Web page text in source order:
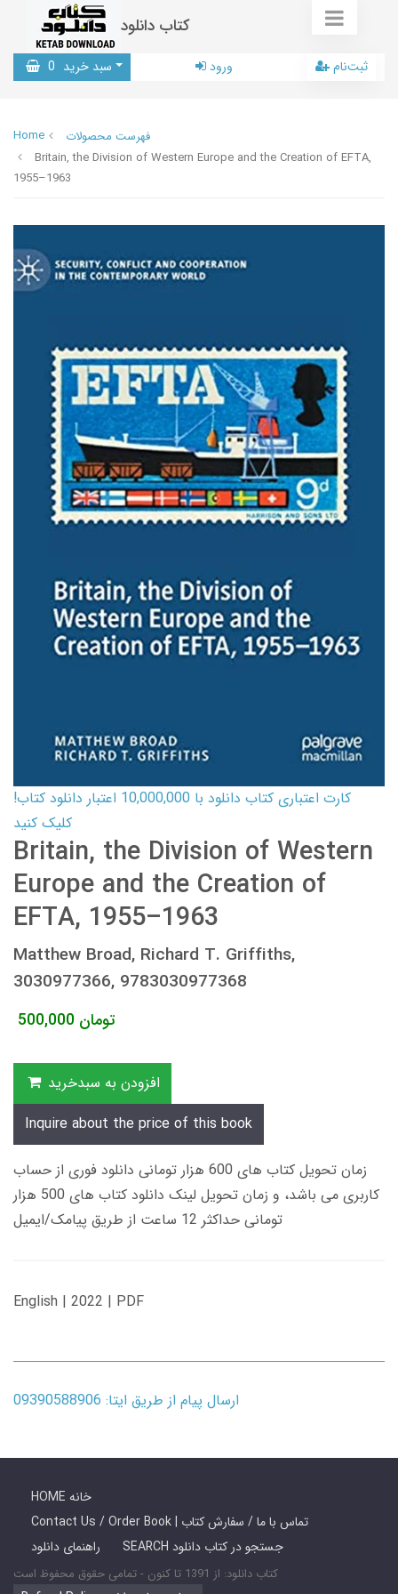
کتاب دانلود
سبد خرید 0 ورود ثبت‌نام
Home
فهرست محصولات
Britain, the Division of Western Europe and the Creation of EFTA,
1955–1963
کارت اعتباری کتاب دانلود با 10,000,000 اعتبار دانلود کتاب!
کلیک کنید
Britain, the Division of Western
Europe and the Creation of
EFTA, 1955–1963
Matthew Broad, Richard T. Griffiths,
3030977366, 9783030977368
500,000 تومان
افزودن به سبدخرید
Inquire about the price of this book
زمان تحویل کتاب های 600 هزار تومانی دانلود فوری از حساب
کاربری می باشد، و زمان تحویل لینک دانلود کتاب های 500 هزار
تومانی حداکثر 12 ساعت از طریق پیامک/ایمیل
English | 2022 | PDF
ارسال پیام از طریق ایتا: 09390588906
HOME خانه
Contact Us / Order Book | تماس با ما / سفارش کتاب
راهنمای دانلود
SEARCH جستجو در کتاب دانلود
کتاب دانلود: از 1391 تا کنون - تمامی حقوق محفوظ است